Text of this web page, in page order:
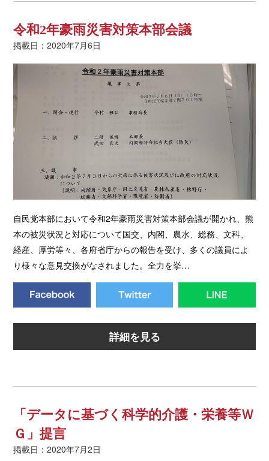
令和2年豪雨災害対策本部会議
掲載日：2020年7月6日
自民党本部において令和2年豪雨災害対策本部会議が開かれ、熊
本の被災状況と対応について国交、内閣、農水、総務、文科、
経産、厚労等々、各府省庁からの報告を受け、多くの議員によ
り様々な意見交換がなされました。全力を挙…
詳細を見る
「データに基づく科学的介護・栄養等Ｗ
Ｇ」提言
掲載日：2020年7月2日